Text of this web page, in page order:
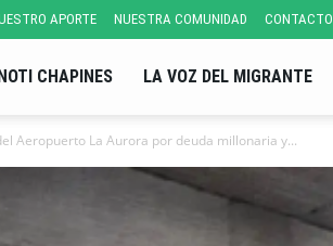
APORTE NUESTRA COMUNIDAD CONTACTO
CHAPINES LA VOZ DEL MIGRANTE
Aeropuerto La Aurora por deuda millonaria y...